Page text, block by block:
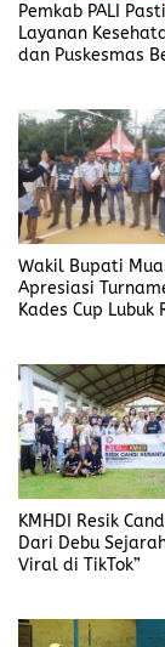
Pemkab PALI
Layanan
dan Puskesmas
Wakil Bupati
Apresiasi
Kades Cup Lubuk
KMHDI Resik
Dari Debu
Viral di TikTok”